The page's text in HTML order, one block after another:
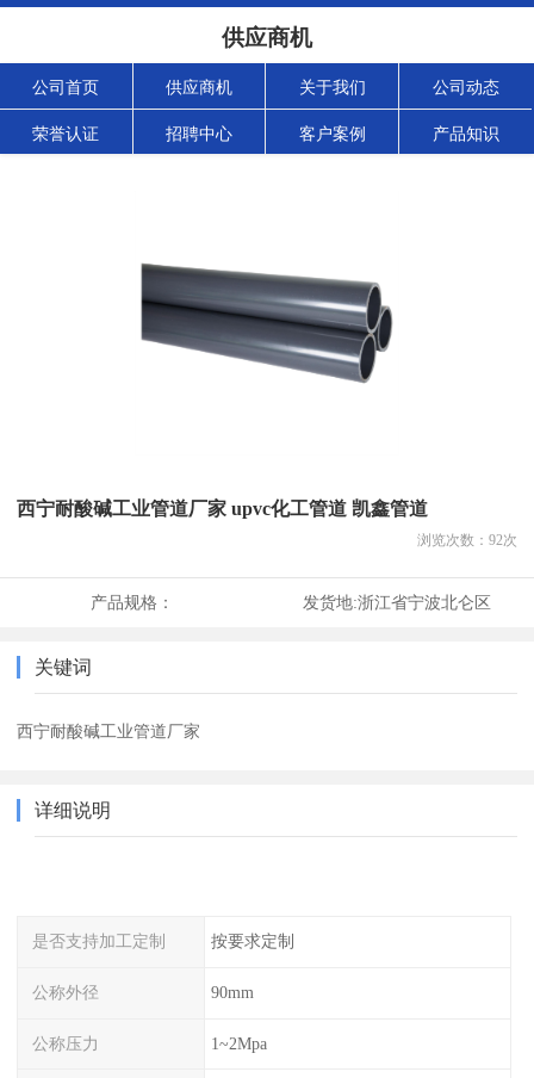
供应商机
公司首页 供应商机 关于我们 公司动态
荣誉认证 招聘中心 客户案例 产品知识
西宁耐酸碱工业管道厂家 upvc化工管道 凯鑫管道
浏览次数： 92次
产品规格： 发货地:浙江省宁波北仑区
关键词
西宁耐酸碱工业管道厂家
详细说明
是否支持加工定制 按要求定制
公称外径 90mm
公称压力 1~2Mpa